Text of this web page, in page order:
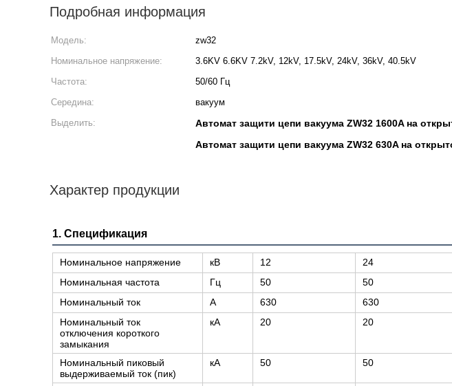
Подробная информация
Модель: zw32
Номинальное напряжение:
3.6KV 6.6KV 7.2kV, 12kV, 17.5kV, 24kV, 36kV, 40.5kV
Частота:
50/60 Гц
Середина:
вакуум
Выделить:
Автомат защити цепи вакуума ZW32 1600A на
Автомат защити цепи вакуума ZW32 630A на
Характер продукции
1. Спецификация
Номинальное напряжение кВ 12 24
Номинальная частота
Гц 50 50
Номинальный ток
А 630 630
Номинальный ток
отключения короткого
замыкания
кА 20 20
Номинальный пиковый
выдерживаемый ток (пик)
кА 50 50